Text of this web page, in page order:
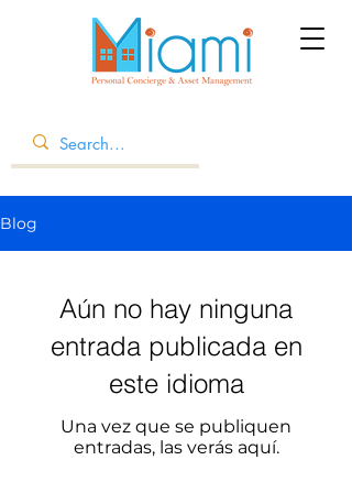
Blog
Aún no hay ninguna
entrada publicada en
este idioma
Una vez que se publiquen
entradas, las verás aquí.